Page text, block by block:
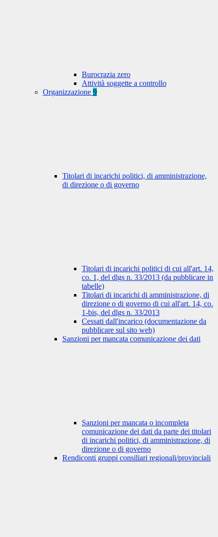
Burocrazia zero
Attività soggette a controllo
Organizzazione 9
Titolari di incarichi politici, di amministrazione,
di direzione o di governo
Titolari di incarichi politici di cui all'art. 14,
co. 1, del dlgs n. 33/2013 (da pubblicare in
tabelle)
Titolari di incarichi di amministrazione, di
direzione o di governo di cui all'art. 14, co.
1-bis, del dlgs n. 33/2013
Cessati dall'incarico (documentazione da
pubblicare sul sito web)
Sanzioni per mancata comunicazione dei dati
Sanzioni per mancata o incompleta
comunicazione dei dati da parte dei titolari
di incarichi politici, di amministrazione, di
direzione o di governo
Rendiconti gruppi consiliari regionali/provinciali